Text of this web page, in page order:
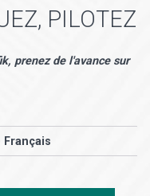
PILOTEZ
prenez de l'avance sur
Français